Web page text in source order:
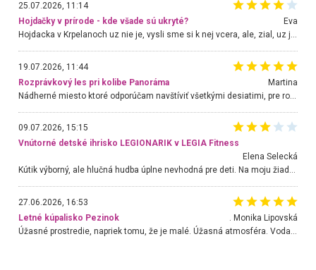
25.07.2026, 11:14
Hojdačky v prírode - kde všade sú ukryté?
Eva
Hojdacka v Krpelanoch uz nie je, vysli sme si k nej vcera, ale, zial, uz je znicena. Ak sem planujete cestu len kvoli hojdacke, mozete si ju usetrit. Krasny vyhlad je tu vsak aj bez hojdacky :-)
19.07.2026, 11:44
Rozprávkový les pri kolibe Panoráma
Martina
Nádherné miesto ktoré odporúčam navštíviť všetkými desiatimi, pre rodiny s deťmi, dôchodcom... Proste a jednoducho ozaj rozprávkový les.. určite ešte prídeme. Odniesli sme si na pamiatku krásne tričká,
09.07.2026, 15:15
Vnútorné detské ihrisko LEGIONARIK v LEGIA Fitness
Elena Selecká
Kútik výborný, ale hlučná hudba úplne nevhodná pre deti. Na moju žiadosť o aspoň sušenie nereagovali.
27.06.2026, 16:53
Letné kúpalisko Pezinok
. Monika Lipovská
Úžasné prostredie, napriek tomu, že je malé. Úžasná atmosféra. Voda fantastická a nádherná. Ľudí je pomerne veľa, ale su mili a ohľaduplní. Je veľmi zaujímavé sledovať, ako dokážu spolu športovať cudzí ľudia a bez ohľadu na vek. Vládne tu pohoda. Vnuka neviem dostať z vody. Ďakujem za krásny deň . Urcite sa sem vrátim. Jediný problém je s parkovaním, ale aj ten sa mi podarilo vyriešiť. Monika Bratislava